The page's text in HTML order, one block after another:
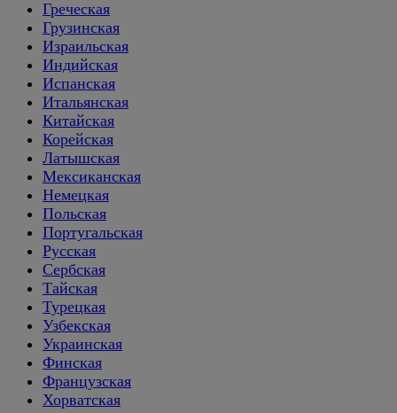
Греческая
Грузинская
Израильская
Индийская
Испанская
Итальянская
Китайская
Корейская
Латышская
Мексиканская
Немецкая
Польская
Португальская
Русская
Сербская
Тайская
Турецкая
Узбекская
Украинская
Финская
Французская
Хорватская